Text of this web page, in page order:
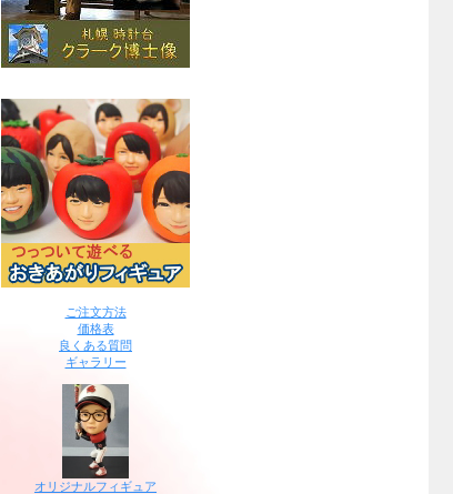
ご注文方法
価格表
良くある質問
ギャラリー
オリジナルフィギュア